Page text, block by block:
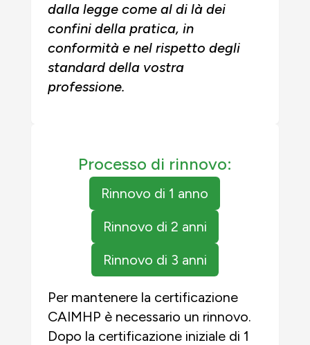
dalla legge come al di là dei
confini della pratica, in
conformità e nel rispetto degli
standard della vostra
professione.
Processo di rinnovo:
Rinnovo di 1 anno
Rinnovo di 2 anni
Rinnovo di 3 anni
Per mantenere la certificazione
CAIMHP è necessario un rinnovo.
Dopo la certificazione iniziale di 1